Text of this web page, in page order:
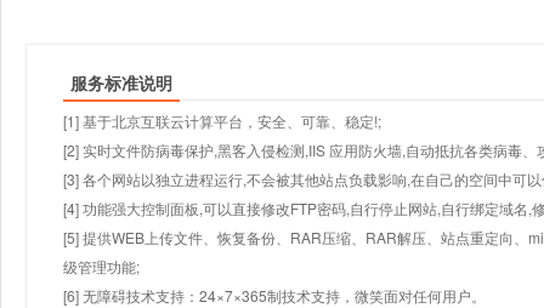
服务标准说明
[1] 基于北京互联云计算平台，安全、可靠、稳定!;
[2] 实时文件防病毒保护,黑客入侵检测,IIS 应用防火墙,自动抵抗各类病毒、
[3] 各个网站以独立进程运行,不会被其他站点负载影响,在自己的空间中可
[4] 功能强大控制面板,可以直接修改FTP密码,自行停止网站,自行绑定域名,
[5] 提供WEB上传文件、恢复备份、RAR压缩、RAR解压、站点重定向、
级管理功能;
[6] 无障碍技术支持：24×7×365制技术支持，微笑面对任何用户。